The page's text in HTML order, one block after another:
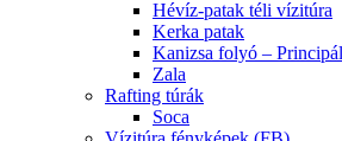
Hévíz-patak téli vízitúra
Kerka patak
Kanizsa folyó –
Zala
Rafting túrák
Soca